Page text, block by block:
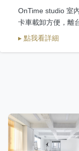
OnTime studio 室
卡車載卸方便，離
▸ 點我看詳細